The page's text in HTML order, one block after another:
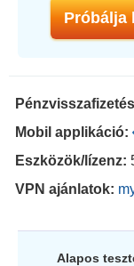
Próbálja
Mobil applikáció:
Eszközök/lízenz:
VPN ajánlatok:
Alapos